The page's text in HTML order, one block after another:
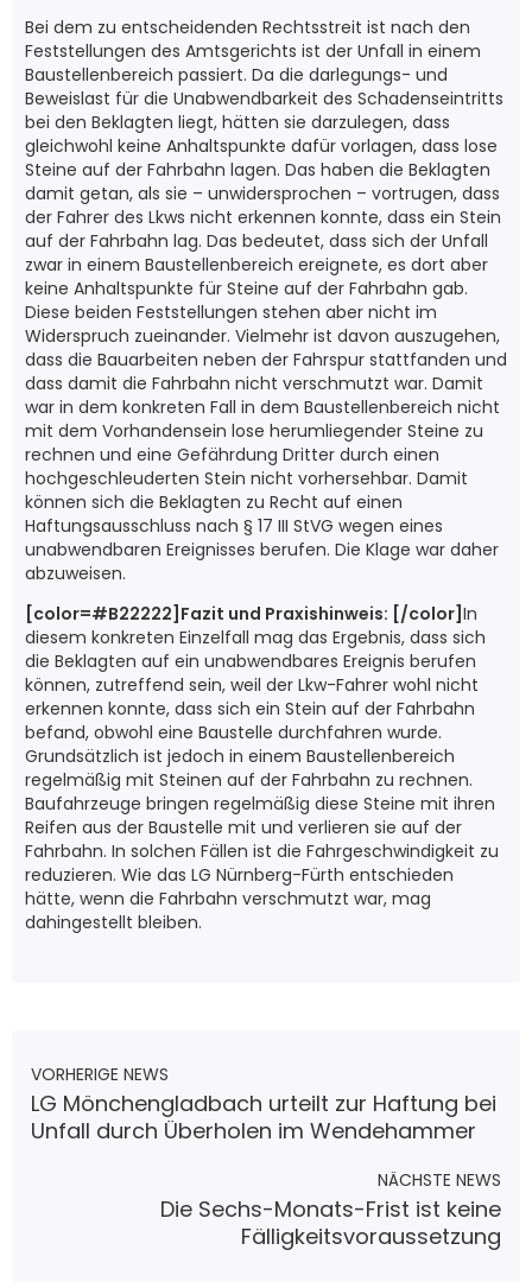
Bei dem zu entscheidenden Rechtsstreit ist nach den
Feststellungen des Amtsgerichts ist der Unfall in einem
Baustellenbereich passiert. Da die darlegungs- und
Beweislast für die Unabwendbarkeit des Schadenseintritts
bei den Beklagten liegt, hätten sie darzulegen, dass
gleichwohl keine Anhaltspunkte dafür vorlagen, dass lose
Steine auf der Fahrbahn lagen. Das haben die Beklagten
damit getan, als sie – unwidersprochen – vortrugen, dass
der Fahrer des Lkws nicht erkennen konnte, dass ein Stein
auf der Fahrbahn lag. Das bedeutet, dass sich der Unfall
zwar in einem Baustellenbereich ereignete, es dort aber
keine Anhaltspunkte für Steine auf der Fahrbahn gab.
Diese beiden Feststellungen stehen aber nicht im
Widerspruch zueinander. Vielmehr ist davon auszugehen,
dass die Bauarbeiten neben der Fahrspur stattfanden und
dass damit die Fahrbahn nicht verschmutzt war. Damit
war in dem konkreten Fall in dem Baustellenbereich nicht
mit dem Vorhandensein lose herumliegender Steine zu
rechnen und eine Gefährdung Dritter durch einen
hochgeschleuderten Stein nicht vorhersehbar. Damit
können sich die Beklagten zu Recht auf einen
Haftungsausschluss nach § 17 III StVG wegen eines
unabwendbaren Ereignisses berufen. Die Klage war daher
abzuweisen.
[color=#B22222]Fazit und Praxishinweis: [/color] In
diesem konkreten Einzelfall mag das Ergebnis, dass sich
die Beklagten auf ein unabwendbares Ereignis berufen
können, zutreffend sein, weil der Lkw-Fahrer wohl nicht
erkennen konnte, dass sich ein Stein auf der Fahrbahn
befand, obwohl eine Baustelle durchfahren wurde.
Grundsätzlich ist jedoch in einem Baustellenbereich
regelmäßig mit Steinen auf der Fahrbahn zu rechnen.
Baufahrzeuge bringen regelmäßig diese Steine mit ihren
Reifen aus der Baustelle mit und verlieren sie auf der
Fahrbahn. In solchen Fällen ist die Fahrgeschwindigkeit zu
reduzieren. Wie das LG Nürnberg-Fürth entschieden
hätte, wenn die Fahrbahn verschmutzt war, mag
dahingestellt bleiben.
VORHERIGE NEWS
LG Mönchengladbach urteilt zur Haftung bei
Unfall durch Überholen im Wendehammer
NÄCHSTE NEWS
Die Sechs-Monats-Frist ist keine
Fälligkeitsvoraussetzung